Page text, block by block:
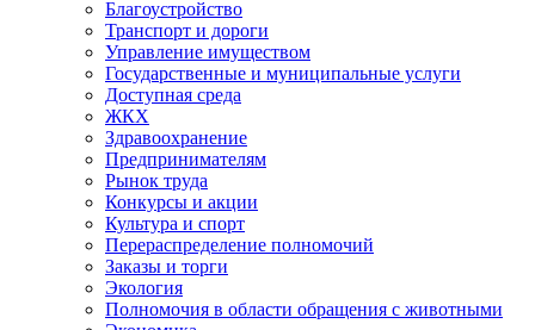
Благоустройство
Транспорт и дороги
Управление имуществом
Государственные и муниципальные услуги
Доступная среда
ЖКХ
Здравоохранение
Предпринимателям
Рынок труда
Конкурсы и акции
Культура и спорт
Перераспределение полномочий
Заказы и торги
Экология
Полномочия в области обращения с животными